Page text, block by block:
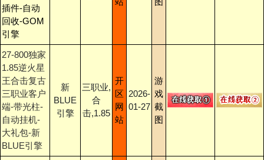
插件-自动
回收-GOM
引擎
27-800独家
1.85逆火星
王合击复古
三职业客户
端-带光柱-
自动挂机-
大礼包-新
BLUE引擎
新
BLUE
引擎
三职业,
合
击,1.85
开
区
网
站
2026-
01-27
游
戏
截
图